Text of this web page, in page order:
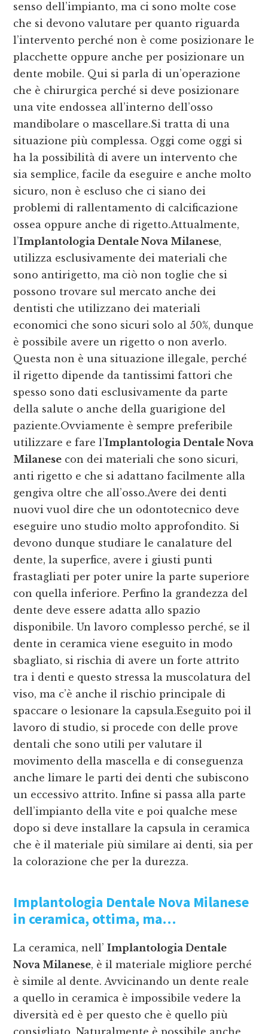
senso dell’impianto, ma ci sono molte cose
che si devono valutare per quanto riguarda
l’intervento perché non è come posizionare le
placchette oppure anche per posizionare un
dente mobile. Qui si parla di un’operazione
che è chirurgica perché si deve posizionare
una vite endossea all’interno dell’osso
mandibolare o mascellare.Si tratta di una
situazione più complessa. Oggi come oggi si
ha la possibilità di avere un intervento che
sia semplice, facile da eseguire e anche molto
sicuro, non è escluso che ci siano dei
problemi di rallentamento di calcificazione
ossea oppure anche di rigetto.Attualmente,
l’Implantologia Dentale Nova Milanese,
utilizza esclusivamente dei materiali che
sono antirigetto, ma ciò non toglie che si
possono trovare sul mercato anche dei
dentisti che utilizzano dei materiali
economici che sono sicuri solo al 50%, dunque
è possibile avere un rigetto o non averlo.
Questa non è una situazione illegale, perché
il rigetto dipende da tantissimi fattori che
spesso sono dati esclusivamente da parte
della salute o anche della guarigione del
paziente.Ovviamente è sempre preferibile
utilizzare e fare l’Implantologia Dentale Nova
Milanese con dei materiali che sono sicuri,
anti rigetto e che si adattano facilmente alla
gengiva oltre che all’osso.Avere dei denti
nuovi vuol dire che un odontotecnico deve
eseguire uno studio molto approfondito. Si
devono dunque studiare le canalature del
dente, la superfice, avere i giusti punti
frastagliati per poter unire la parte superiore
con quella inferiore. Perfino la grandezza del
dente deve essere adatta allo spazio
disponibile. Un lavoro complesso perché, se il
dente in ceramica viene eseguito in modo
sbagliato, si rischia di avere un forte attrito
tra i denti e questo stressa la muscolatura del
viso, ma c’è anche il rischio principale di
spaccare o lesionare la capsula.Eseguito poi il
lavoro di studio, si procede con delle prove
dentali che sono utili per valutare il
movimento della mascella e di conseguenza
anche limare le parti dei denti che subiscono
un eccessivo attrito. Infine si passa alla parte
dell’impianto della vite e poi qualche mese
dopo si deve installare la capsula in ceramica
che è il materiale più similare ai denti, sia per
la colorazione che per la durezza.
Implantologia Dentale Nova Milanese
in ceramica, ottima, ma…
La ceramica, nell’Implantologia Dentale
Nova Milanese, è il materiale migliore perché
è simile al dente. Avvicinando un dente reale
a quello in ceramica è impossibile vedere la
diversità ed è per questo che è quello più